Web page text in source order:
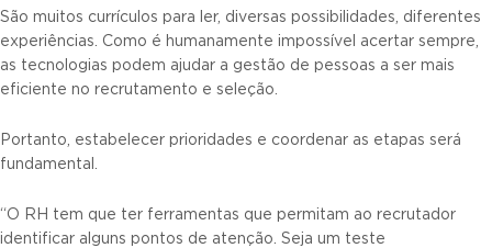
São muitos currículos para ler, diversas possibilidades, diferentes
experiências. Como é humanamente impossível acertar sempre,
as tecnologias podem ajudar a gestão de pessoas a ser mais
eficiente no recrutamento e seleção.
Portanto, estabelecer prioridades e coordenar as etapas será
fundamental.
“O RH tem que ter ferramentas que permitam ao recrutador
identificar alguns pontos de atenção. Seja um teste